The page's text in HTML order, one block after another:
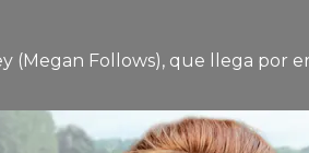
(Megan Follows), que llega por